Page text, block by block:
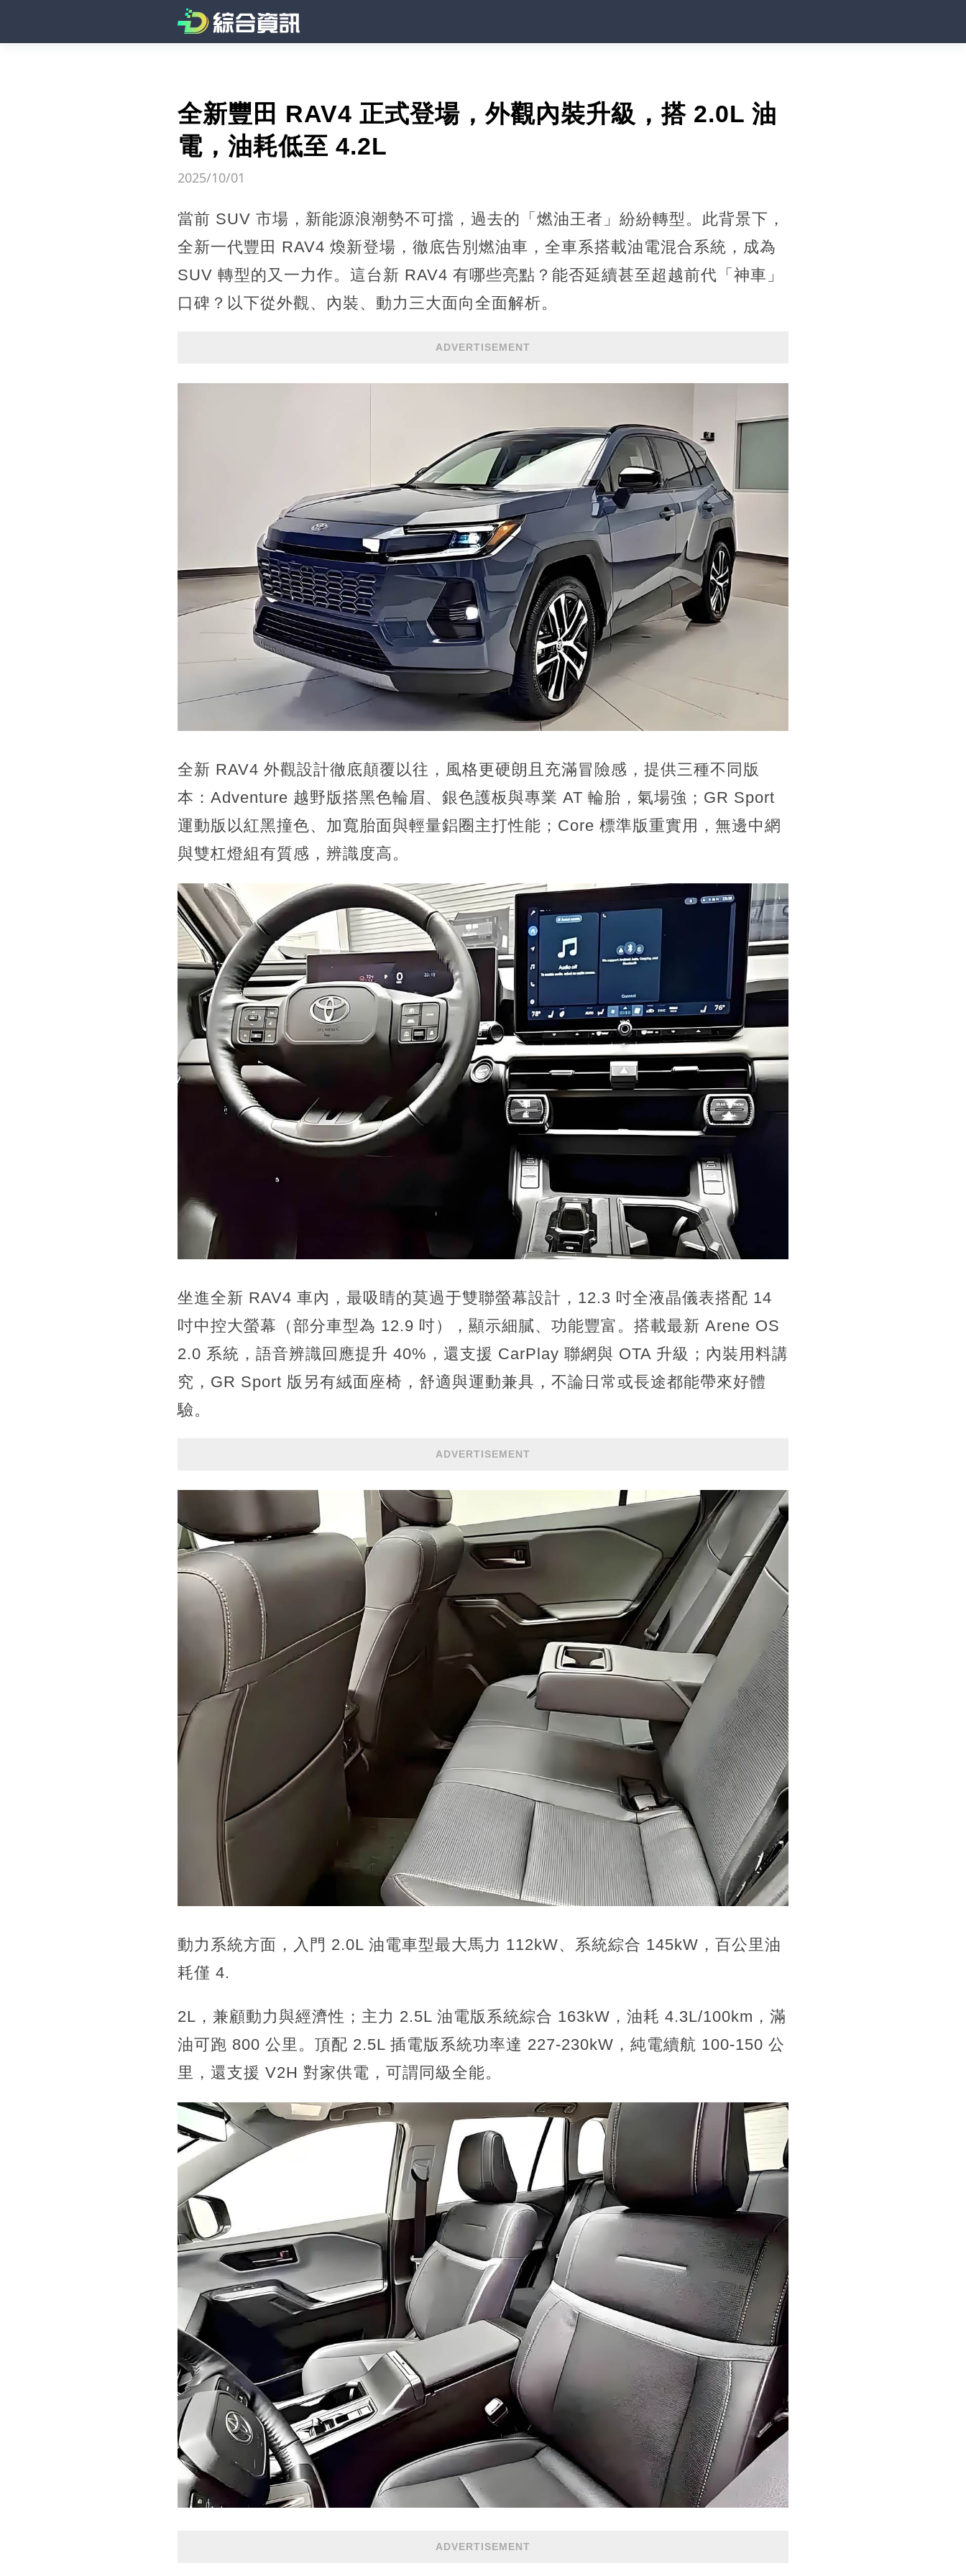
全新豐田 RAV4 正式登場，外觀內裝升級，搭 2.0L 油
電，油耗低至 4.2L
2025/10/01
當前 SUV 市場，新能源浪潮勢不可擋，過去的「燃油王者」紛紛轉型。此背景下，
全新一代豐田 RAV4 煥新登場，徹底告別燃油車，全車系搭載油電混合系統，成為
SUV 轉型的又一力作。這台新 RAV4 有哪些亮點？能否延續甚至超越前代「神車」
口碑？以下從外觀、內裝、動力三大面向全面解析。
ADVERTISEMENT
全新 RAV4 外觀設計徹底顛覆以往，風格更硬朗且充滿冒險感，提供三種不同版
本：Adventure 越野版搭黑色輪眉、銀色護板與專業 AT 輪胎，氣場強；GR Sport
運動版以紅黑撞色、加寬胎面與輕量鋁圈主打性能；Core 標準版重實用，無邊中網
與雙杠燈組有質感，辨識度高。
坐進全新 RAV4 車內，最吸睛的莫過于雙聯螢幕設計，12.3 吋全液晶儀表搭配 14
吋中控大螢幕（部分車型為 12.9 吋），顯示細膩、功能豐富。搭載最新 Arene OS
2.0 系統，語音辨識回應提升 40%，還支援 CarPlay 聯網與 OTA 升級；內裝用料講
究，GR Sport 版另有絨面座椅，舒適與運動兼具，不論日常或長途都能帶來好體
驗。
ADVERTISEMENT
動力系統方面，入門 2.0L 油電車型最大馬力 112kW、系統綜合 145kW，百公里油
耗僅 4.
2L，兼顧動力與經濟性；主力 2.5L 油電版系統綜合 163kW，油耗 4.3L/100km，滿
油可跑 800 公里。頂配 2.5L 插電版系統功率達 227-230kW，純電續航 100-150 公
里，還支援 V2H 對家供電，可謂同級全能。
ADVERTISEMENT